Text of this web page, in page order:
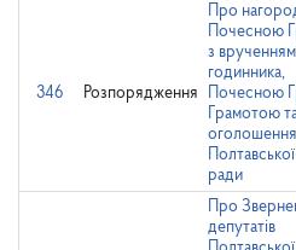
346 Розпорядження
Про
Почесною
з врученням
годинника,
Почесною
Грамотою
ради
Про
депутатів